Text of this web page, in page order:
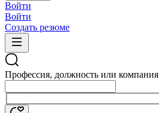
Войти
Войти
Создать резюме
Профессия, должность или компания